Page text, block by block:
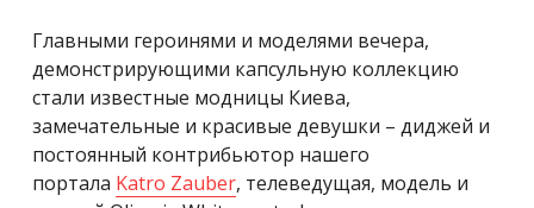
Главными героинями и моделями вечера,
демонстрирующими капсульную коллекцию
стали известные модницы Киева,
замечательные и красивые девушки – диджей и
постоянный контрибьютор нашего
портала Katro Zauber, телеведущая, модель и